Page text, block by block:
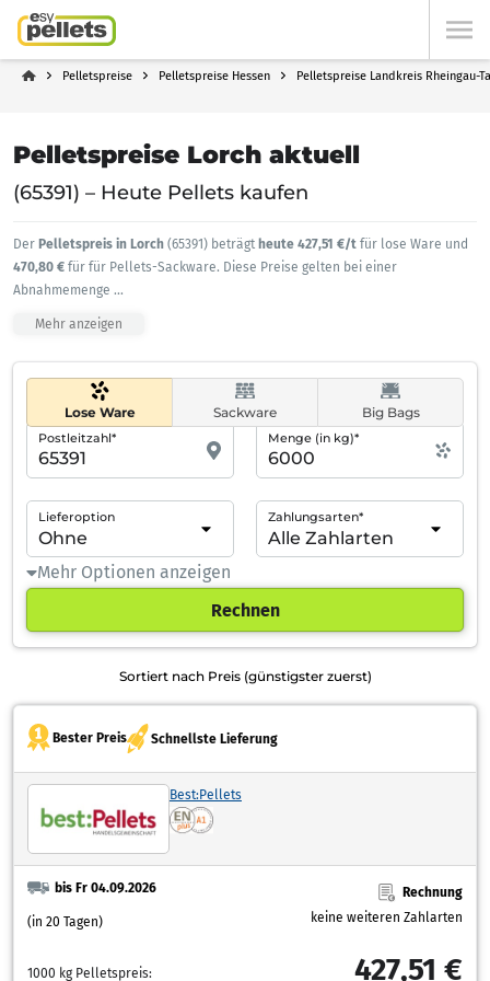
Pelletspreise Pelletspreise Hessen Pelletspreise Landkreis Rheingau-
Pelletspreise Lorch aktuell
(65391) – Heute Pellets kaufen
Der Pelletspreis in Lorch (65391) beträgt heute 427,51 €/t für lose Ware und
470,80 € für für Pellets-Sackware. Diese Preise gelten bei einer
Abnahmemenge ...
Mehr anzeigen
Lose Ware Sackware Big Bags
Postleitzahl* Menge (in kg)*
Lieferoption Zahlungsarten*
Mehr Optionen anzeigen
Rechnen
Sortiert nach Preis (günstigster zuerst)
Bester Preis Schnellste Lieferung
Best:Pellets
bis Fr 04.09.2026
(in 20 Tagen)
Rechnung
keine weiteren Zahlarten
1000 kg Pelletspreis: 427,51 €